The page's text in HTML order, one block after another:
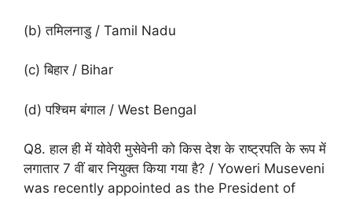
(b) तमिलनाडु / Tamil Nadu
(c) बिहार / Bihar
(d) पश्चिम बंगाल / West Bengal
Q8. हाल ही में योवेरी मुसेवेनी को किस देश के राष्ट्रपति के रूप में
लगातार 7 वीं बार नियुक्त किया गया है? / Yoweri Museveni
was recently appointed as the President of